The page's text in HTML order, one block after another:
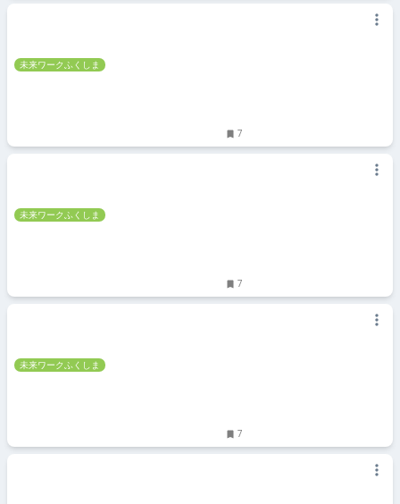
未来ワークふくしま
7
未来ワークふくしま
7
未来ワークふくしま
7